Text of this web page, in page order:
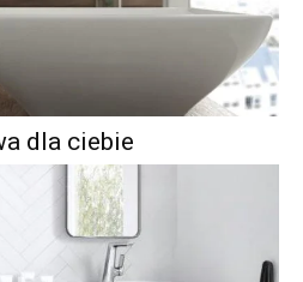
dla ciebie